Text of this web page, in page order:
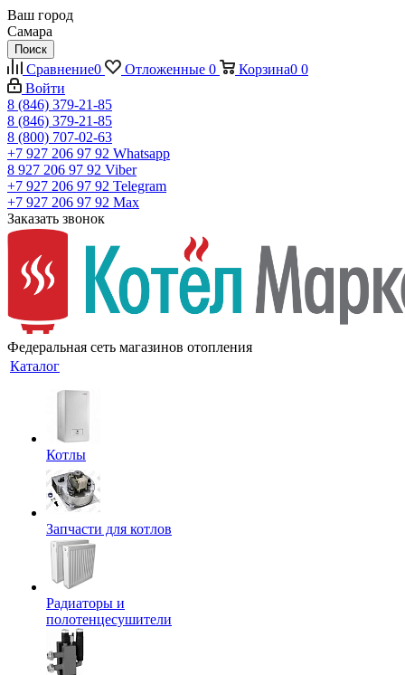
Ваш город
Самара
Поиск
Сравнение0 Отложенные 0 Корзина0 0
Войти
8 (846) 379-21-85
8 (846) 379-21-85
8 (800) 707-02-63
+7 927 206 97 92 Whatsapp
8 927 206 97 92 Viber
+7 927 206 97 92 Telegram
+7 927 206 97 92 Max
Заказать звонок
Федеральная сеть магазинов отопления
Каталог
Котлы
Запчасти для котлов
Радиаторы и
полотенцесушители